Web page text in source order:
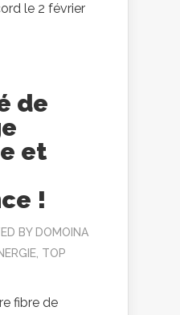
le 2 février
de
et
!
BY DOMOINA
TOP
fibre de